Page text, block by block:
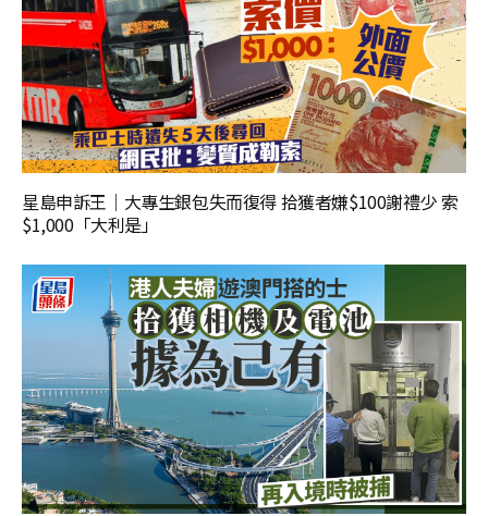
星島申訴王｜大專生銀包失而復得 拾獲者嫌$100謝禮少 索
$1,000「大利是」